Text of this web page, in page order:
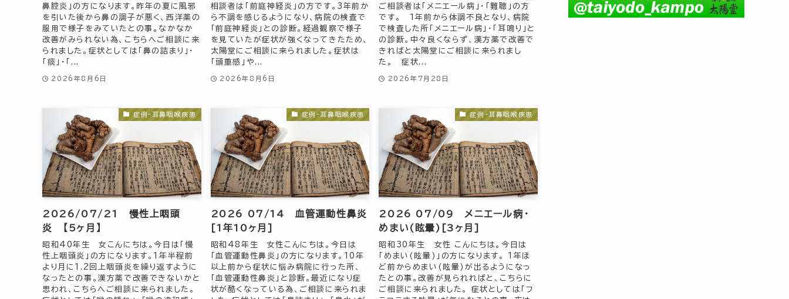
鼻腔炎」の方になります。昨年の夏に風邪
を引いた後から鼻の調子が悪く、西洋薬の
服用で様子をみていたとの事。なかなか
改善がみられない為、こちらへご相談に来
られました。症状としては「鼻の詰まり」・
「痰」・「...
2026年8月6日
相談者は「前庭神経炎」の方です。3年前か
ら不調を感じるようになり、病院の検査で
「前庭神経炎」との診断。経過観察で様子
を見ていたが症状が強くなってきたため、
太陽堂にご相談に来られました。症状は
「頭重感」や...
2026年8月6日
ご相談者は「メニエール病」・「難聴」の方
です。 1年前から体調不良となり、病院
で検査した所「メニエール病」・「耳鳴り」と
の診断。中々良くならず、漢方薬で改善で
きればと太陽堂にご相談に来られまし
た。 症状...
2026年7月28日
症例-耳鼻咽喉疾患
2026/07/21 慢性上咽頭
炎 【5ヶ月】
昭和40年生 女こんにちは。今日は「慢
性上咽頭炎」の方になります。1年半程前
より月に1.2回上咽頭炎を繰り返すように
なったとの事。漢方薬で改善できないかと
思われ、こちらへご相談に来られました。
症例-耳鼻咽喉疾患
2026 07/14 血管運動性鼻炎
[1年10ヶ月]
昭和48年生 女性こんにちは。今日は
「血管運動性鼻炎」の方になります。10年
以上前から症状に悩み病院に行った所、
「血管運動性鼻炎」と診断。最近になり症
状が酷くなっている為、ご相談に来られま
症例-耳鼻咽喉疾患
2026 07/09 メニエール病・
めまい(眩暈)[3ヶ月]
昭和30年生 女性 こんにちは。今日は
「めまい(眩暈)」の方になります。 1年ほ
ど前からめまい(眩暈)が出るようになっ
たとの事。改善が見られればと、こちらに
ご相談に来られました。 症状としては「フ